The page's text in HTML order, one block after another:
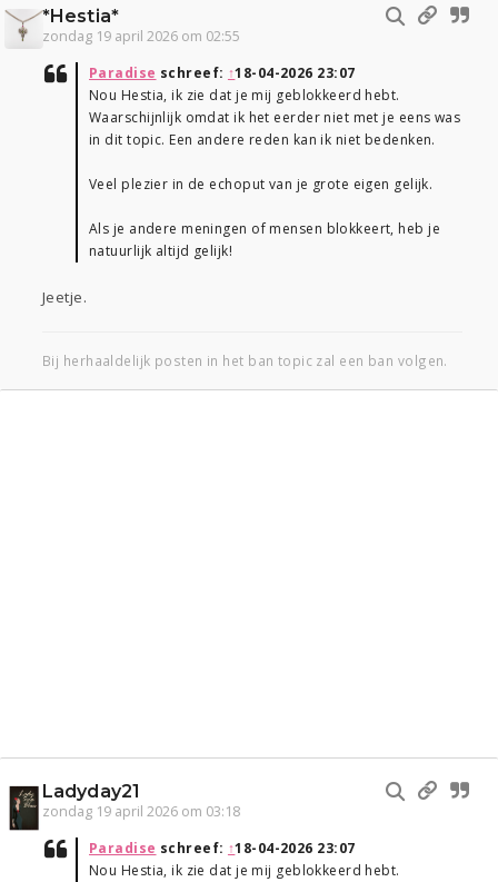
*Hestia*
zondag 19 april 2026 om 02:55
Paradise schreef: ↑18-04-2026 23:07
Nou Hestia, ik zie dat je mij geblokkeerd hebt.
Waarschijnlijk omdat ik het eerder niet met je eens was
in dit topic. Een andere reden kan ik niet bedenken.
Veel plezier in de echoput van je grote eigen gelijk.
Als je andere meningen of mensen blokkeert, heb je
natuurlijk altijd gelijk!
Jeetje.
Bij herhaaldelijk posten in het ban topic zal een ban volgen.
Ladyday21
zondag 19 april 2026 om 03:18
Paradise schreef: ↑18-04-2026 23:07
Nou Hestia, ik zie dat je mij geblokkeerd hebt.